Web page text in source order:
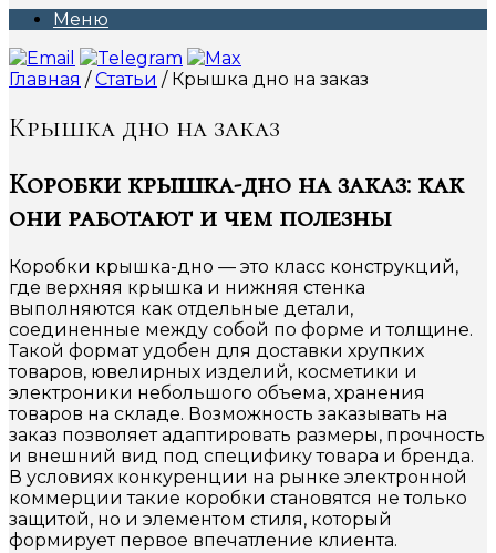
Меню
Главная /Статьи / Крышка дно на заказ
Крышка дно на заказ
Коробки крышка-дно на заказ: как
они работают и чем полезны
Коробки крышка-дно — это класс конструкций,
где верхняя крышка и нижняя стенка
выполняются как отдельные детали,
соединенные между собой по форме и толщине.
Такой формат удобен для доставки хрупких
товаров, ювелирных изделий, косметики и
электроники небольшого объема, хранения
товаров на складе. Возможность заказывать на
заказ позволяет адаптировать размеры, прочность
и внешний вид под специфику товара и бренда.
В условиях конкуренции на рынке электронной
коммерции такие коробки становятся не только
защитой, но и элементом стиля, который
формирует первое впечатление клиента.